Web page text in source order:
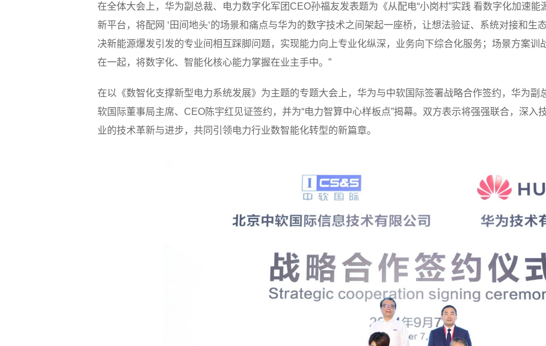
在全体大会上，华为副总裁、电力数字化军团CEO孙福友发表题为《从配电“小岗村”实践 看数字化加速能
新平台，将配网 ‘田间地头‘的场景和痛点与华为的数字技术之间架起一座桥，让想法验证、系统对接和生
决新能源爆发引发的专业间相互踩脚问题，实现能力向上专业化纵深，业务向下综合化服务；场景方案训
在一起，将数字化、智能化核心能力掌握在业主手中。”
在以《数智化支撑新型电力系统发展》为主题的专题大会上，华为与中软国际签署战略合作签约，华为副
软国际董事局主席、CEO陈宇红见证签约，并为“电力智算中心样板点”揭幕。双方表示将强强联合，深入
业的技术革新与进步，共同引领电力行业数智能化转型的新篇章。